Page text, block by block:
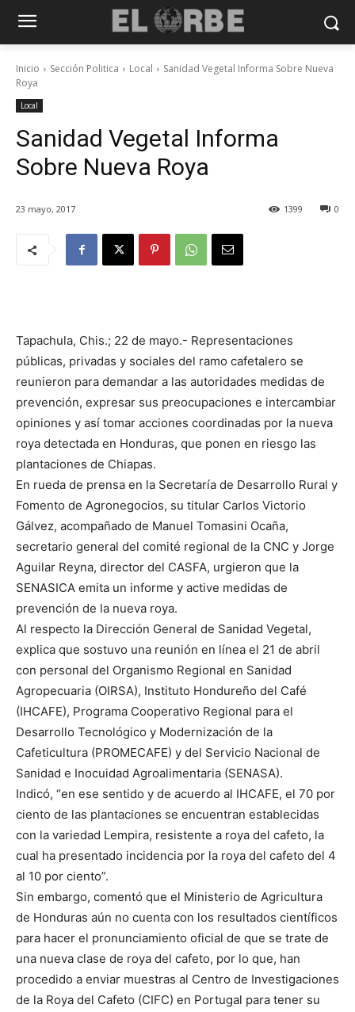
Inicio Sección Politica Local
Sanidad Vegetal Informa Sobre Nueva
Roya
Local
Sanidad Vegetal Informa
Sobre Nueva Roya
23 mayo, 2017 0
1399
Tapachula, Chis.; 22 de mayo.- Representaciones
públicas, privadas y sociales del ramo cafetalero se
reunieron para demandar a las autoridades medidas de
prevención, expresar sus preocupaciones e intercambiar
opiniones y así tomar acciones coordinadas por la nueva
roya detectada en Honduras, que ponen en riesgo las
plantaciones de Chiapas.
En rueda de prensa en la Secretaría de Desarrollo Rural y
Fomento de Agronegocios, su titular Carlos Victorio
Gálvez, acompañado de Manuel Tomasini Ocaña,
secretario general del comité regional de la CNC y Jorge
Aguilar Reyna, director del CASFA, urgieron que la
SENASICA emita un informe y active medidas de
prevención de la nueva roya.
Al respecto la Dirección General de Sanidad Vegetal,
explica que sostuvo una reunión en línea el 21 de abril
con personal del Organismo Regional en Sanidad
Agropecuaria (OIRSA), Instituto Hondureño del Café
(IHCAFE), Programa Cooperativo Regional para el
Desarrollo Tecnológico y Modernización de la
Cafeticultura (PROMECAFE) y del Servicio Nacional de
Sanidad e Inocuidad Agroalimentaria (SENASA).
Indicó, “en ese sentido y de acuerdo al IHCAFE, el 70 por
ciento de las plantaciones se encuentran establecidas
con la variedad Lempira, resistente a roya del cafeto, la
cual ha presentado incidencia por la roya del cafeto del 4
al 10 por ciento”.
Sin embargo, comentó que el Ministerio de Agricultura
de Honduras aún no cuenta con los resultados científicos
para hacer el pronunciamiento oficial de que se trate de
una nueva clase de roya del cafeto, por lo que, han
procedido a enviar muestras al Centro de Investigaciones
de la Roya del Cafeto (CIFC) en Portugal para tener su